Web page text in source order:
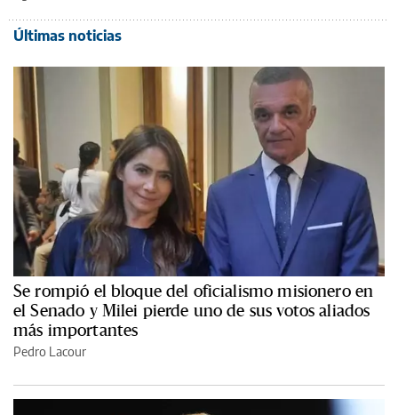
Últimas noticias
Se rompió el bloque del oficialismo misionero en
el Senado y Milei pierde uno de sus votos aliados
más importantes
Pedro Lacour